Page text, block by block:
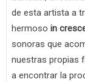
de esta artista a
hermoso in
sonoras que
nuestras propias
a encontrar la